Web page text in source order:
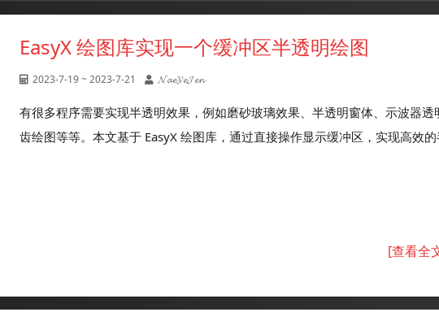
EasyX 绘图库实现一个缓冲区半透明绘图
2023-7-19 ~ 2023-7-21 𝓝𝓪𝓮𝓨𝓮𝓙𝓮𝓷
有很多程序需要实现半透明效果，例如磨砂玻璃效果、半透明窗体、示波器
齿绘图等等。本文基于 EasyX 绘图库，通过直接操作显示缓冲区，实现高效的
[查看全